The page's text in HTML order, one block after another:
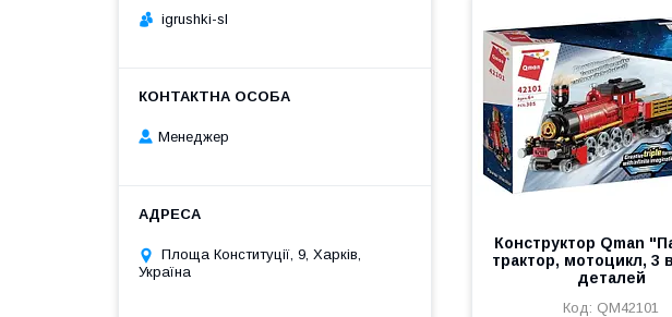
Конструктор Qman
трактор, мотоцикл, 3
деталей
QM42101
igrushki-sl
Менеджер
Площа Конституції, 9, Харків,
Україна